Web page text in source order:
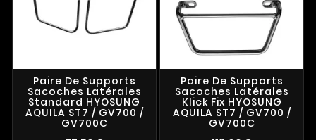
Paire De Supports
Sacoches Latérales
Standard HYOSUNG
AQUILA ST7 / GV700 /
GV700C
Paire De Supports
Sacoches Latérales
Klick Fix HYOSUNG
AQUILA ST7 / GV700 /
GV700C